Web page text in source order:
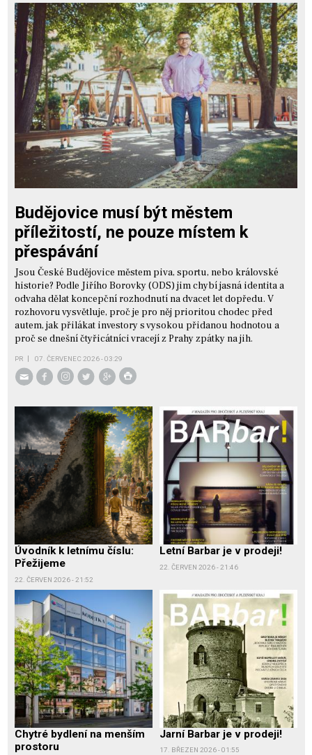
Budějovice musí být městem
příležitostí, ne pouze místem k
přespávání
Jsou České Budějovice městem piva, sportu, nebo královské
historie? Podle Jiřího Borovky (ODS) jim chybí jasná identita a
odvaha dělat koncepční rozhodnutí na dvacet let dopředu. V
rozhovoru vysvětluje, proč je pro něj prioritou chodec před
autem, jak přilákat investory s vysokou přidanou hodnotou a
proč se dnešní čtyřicátníci vracejí z Prahy zpátky na jih.
PR 07. ČERVENEC 2026 - 03:29
Úvodník k letnímu číslu:
Přežijeme
22. ČERVEN 2026 - 21:52
Letní Barbar je v prodeji!
22. ČERVEN 2026 - 21:46
Chytré bydlení na menším
prostoru
Jarní Barbar je v prodeji!
17. BŘEZEN 2026 - 01:55